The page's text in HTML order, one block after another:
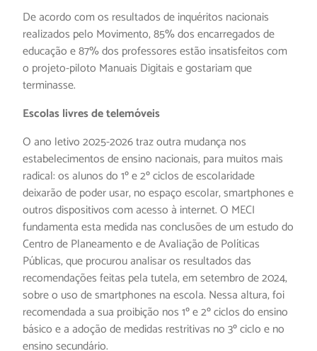
De acordo com os resultados de inquéritos nacionais
realizados pelo Movimento, 85% dos encarregados de
educação e 87% dos professores estão insatisfeitos com
o projeto-piloto Manuais Digitais e gostariam que
terminasse.
Escolas livres de telemóveis
O ano letivo 2025-2026 traz outra mudança nos
estabelecimentos de ensino nacionais, para muitos mais
radical: os alunos do 1º e 2º ciclos de escolaridade
deixarão de poder usar, no espaço escolar, smartphones e
outros dispositivos com acesso à internet. O MECI
fundamenta esta medida nas conclusões de um estudo do
Centro de Planeamento e de Avaliação de Políticas
Públicas, que procurou analisar os resultados das
recomendações feitas pela tutela, em setembro de 2024,
sobre o uso de smartphones na escola. Nessa altura, foi
recomendada a sua proibição nos 1º e 2º ciclos do ensino
básico e a adoção de medidas restritivas no 3º ciclo e no
ensino secundário.